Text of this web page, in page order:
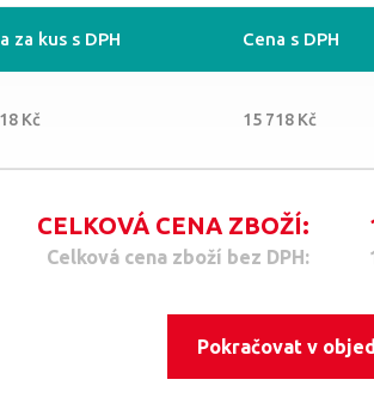
za kus s DPH Cena s DPH
Kč 15 718 Kč
CELKOVÁ CENA ZBOŽÍ:
Celková cena zboží bez DPH:
Pokračovat v